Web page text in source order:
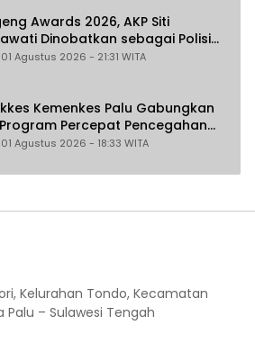
Awards 2026, AKP Siti
Dinobatkan sebagai Polisi
Perempuan dan Anak
Agustus 2026 - 21:31 WITA
Kemenkes Palu Gabungkan
Percepat Pencegahan
di Donggala
Agustus 2026 - 18:33 WITA
Kelurahan Tondo, Kecamatan
Palu – Sulawesi Tengah